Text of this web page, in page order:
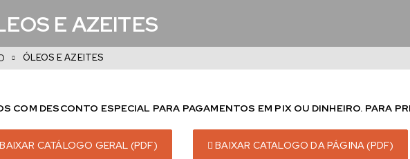
E AZEITES
ÓLEOS E AZEITES
COM DESCONTO ESPECIAL PARA PAGAMENTOS EM PIX OU DINHEIRO. PARA
BAIXAR CATÁLOGO GERAL (PDF) BAIXAR CATALOGO DA PÁGINA (PDF)